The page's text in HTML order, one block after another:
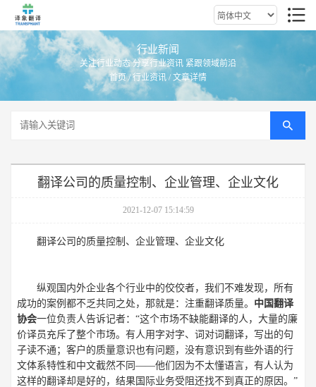
行业新闻
关注行业动态 分享行业资讯 紧跟领域前沿
首页/行业资讯 / 文章详情
翻译公司的质量控制、企业管理、企业文化
2021-12-07 15:14:59
翻译公司的质量控制、企业管理、企业文化
纵观国内外企业各个行业中的佼佼者，我们不难发现，所有
成功的案例都不乏共同之处，那就是：注重翻译质量。 中国翻译
协会一位负责人告诉记者：“这个市场不缺能翻译的人，大量的廉
价译员充斥了整个市场。有人用字对字、词对词翻译，写出的句
子读不通；客户的质量意识也有问题，没有意识到有些外语的行
文体系特性和中文截然不同——他们因为不太懂语言，有人认为
这样的翻译却是好的，结果国际业务受阻还找不到真正的原因。”